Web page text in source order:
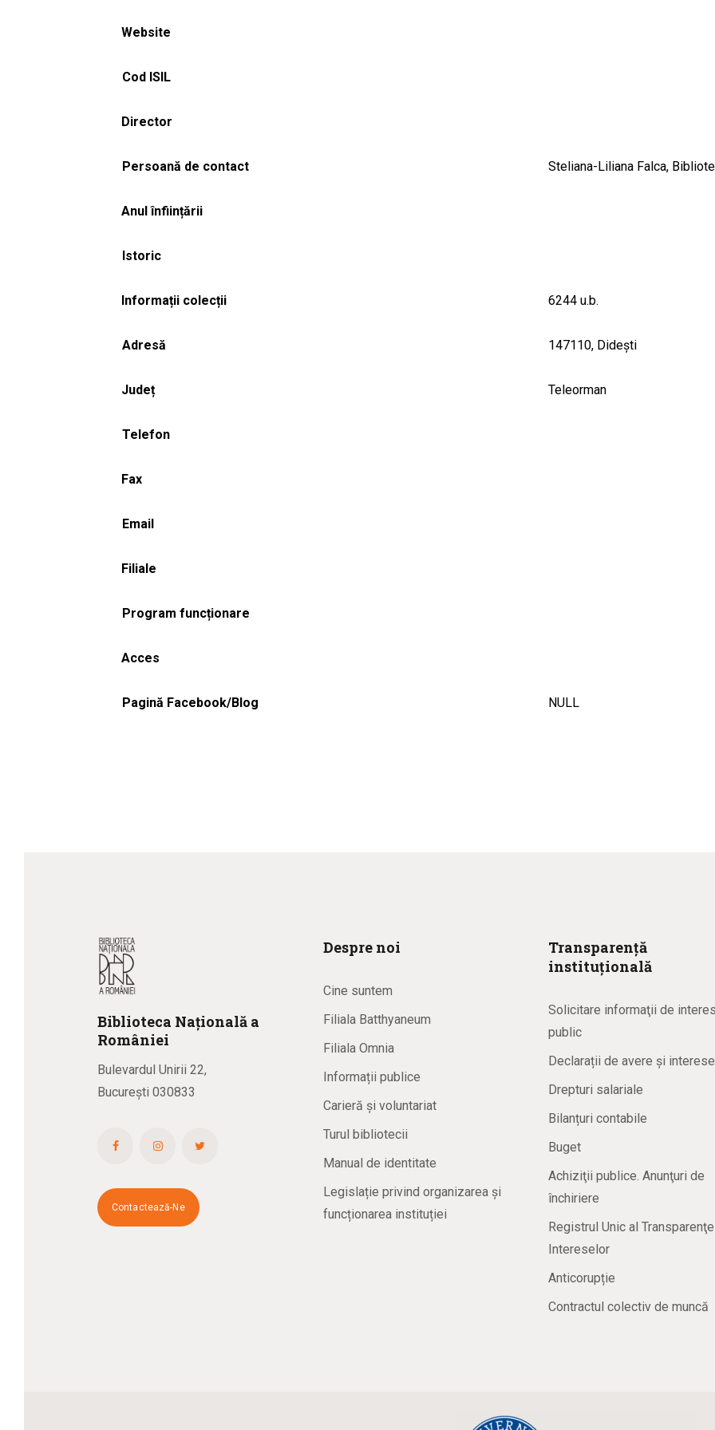
Website
Cod ISIL
Director
Persoană de contact Steliana-Liliana Falca,
Anul înființării
Istoric
Informații colecții 6244 u.b.
Adresă 147110, Dideşti
Județ Teleorman
Telefon
Fax
Email
Filiale
Program funcționare
Acces
Pagină Facebook/Blog NULL
Biblioteca Națională a
României
Bulevardul Unirii 22,
București 030833
Contactează-Ne
Despre noi
Cine suntem
Filiala Batthyaneum
Filiala Omnia
Informații publice
Carieră și voluntariat
Turul bibliotecii
Manual de identitate
Legislație privind organizarea și
funcționarea instituției
Transparență
instituțională
Solicitare informaţii de
public
Declarații de avere și interese
Drepturi salariale
Bilanțuri contabile
Buget
Achiziţii publice. Anunţuri de
închiriere
Registrul Unic al
Intereselor
Anticorupție
Contractul colectiv de muncă